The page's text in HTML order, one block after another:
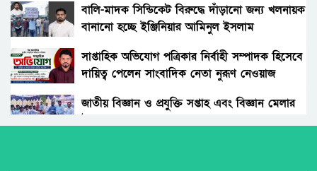
দোরগোড়ায় এক নতুন অধ্যায়ের সূচনা।
বিচারকের স্ত্রীকে কুপিয়ে জখম, ছেলেকে হত্যা করল
পরিচিত যুবক।
আওয়ামী’লীগের অবরোধের বিরুদ্ধে কঠোর অবস্থান
ছিলো জামায়াত ইসলামীর।
বালি-মাদক সিন্ডিকেট বিরুদ্ধে দাঁড়ানো জন্য খলনায়ক
বানানো হচ্ছে ইঞ্জিনিয়ার আমিনুল ইসলাম
সাপ্তাহিক অভিযোগ পত্রিকার নির্বাহী সম্পাদক হিসেবে
দায়িত্ব পেলেন সাংবাদিক নেতা নুরূণ নেওয়াজ
জাতীয় বিজ্ঞান ও প্রযুক্তি সপ্তাহ এবং বিজ্ঞান মেলার